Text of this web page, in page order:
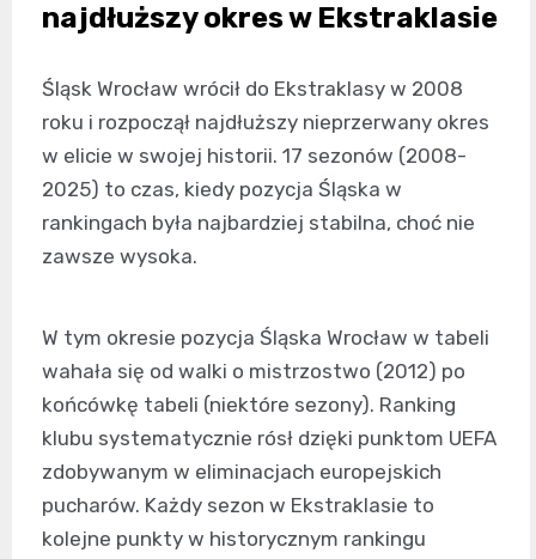
najdłuższy okres w Ekstraklasie
Śląsk Wrocław wrócił do Ekstraklasy w 2008
roku i rozpoczął najdłuższy nieprzerwany okres
w elicie w swojej historii. 17 sezonów (2008-
2025) to czas, kiedy pozycja Śląska w
rankingach była najbardziej stabilna, choć nie
zawsze wysoka.
W tym okresie pozycja Śląska Wrocław w tabeli
wahała się od walki o mistrzostwo (2012) po
końcówkę tabeli (niektóre sezony). Ranking
klubu systematycznie rósł dzięki punktom UEFA
zdobywanym w eliminacjach europejskich
pucharów. Każdy sezon w Ekstraklasie to
kolejne punkty w historycznym rankingu